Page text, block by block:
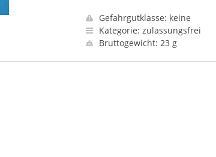
Gefahrgutklasse: keine
Kategorie: zulassungsfrei
Bruttogewicht: 23 g